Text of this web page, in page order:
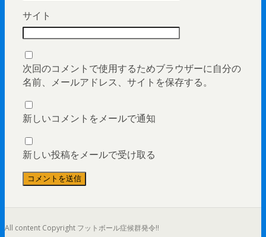
サイト
次回のコメントで使用するためブラウザーに自分の
名前、メールアドレス、サイトを保存する。
新しいコメントをメールで通知
新しい投稿をメールで受け取る
All content Copyright フットボール症候群発令!!